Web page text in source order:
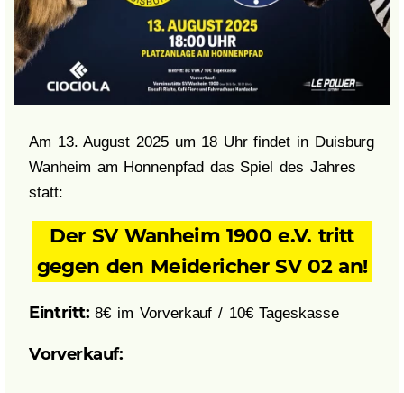
Am 13. August 2025 um 18 Uhr findet in Duisburg
Wanheim am Honnenpfad das Spiel des Jahres
statt:
Der SV Wanheim 1900 e.V. tritt
gegen den Meidericher SV 02 an!
Eintritt:8€ im Vorverkauf / 10€ Tageskasse
Vorverkauf: